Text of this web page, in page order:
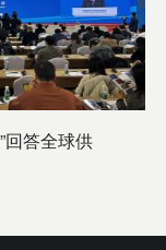
回答全球供